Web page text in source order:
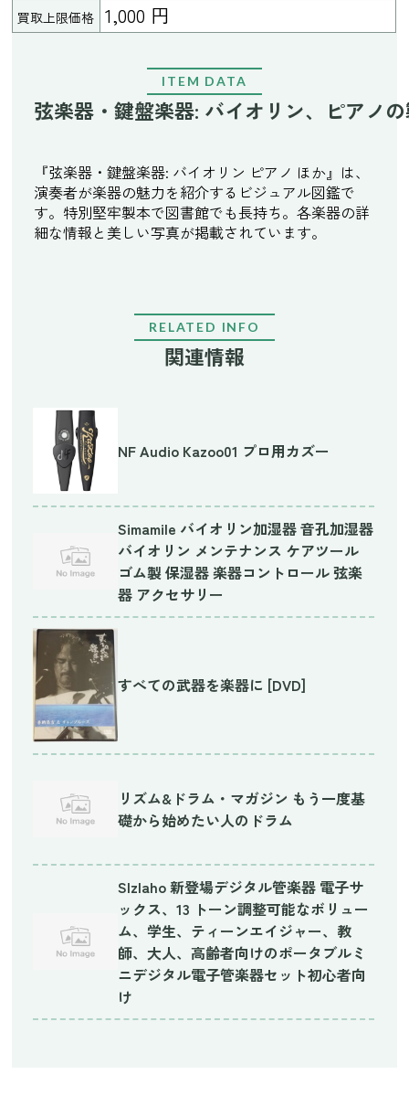
買取上限価格
1,000 円
ITEM DATA
弦楽器・鍵盤楽器: バイオリン、ピアノ
『弦楽器・鍵盤楽器: バイオリン ピアノ ほか』は、
演奏者が楽器の魅力を紹介するビジュアル図鑑で
す。特別堅牢製本で図書館でも長持ち。各楽器の詳
細な情報と美しい写真が掲載されています。
RELATED INFO
関連情報
NF Audio Kazoo01 プロ用カズー
Simamile バイオリン加湿器 音孔加湿器
バイオリン メンテナンス ケアツール
ゴム製 保湿器 楽器コントロール 弦楽
器 アクセサリー
すべての武器を楽器に [DVD]
リズム&ドラム・マガジン もう一度基
礎から始めたい人のドラム
SIzlaho 新登場デジタル管楽器 電子サ
ックス、13 トーン調整可能なボリュー
ム、学生、ティーンエイジャー、教
師、大人、高齢者向けのポータブルミ
ニデジタル電子管楽器セット初心者向
け